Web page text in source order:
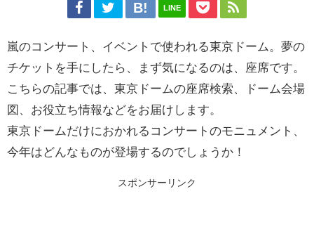
LINE
嵐のコンサート、イベントで使われる東京ドーム。夢の
チケットを手にしたら、まず気になるのは、座席です。
こちらの記事では、東京ドームの座席検索、ドーム会場
図、お役立ち情報などをお届けします。
東京ドームだけにおかれるコンサートのモニュメント、
今年はどんなものが登場するのでしょうか！
スポンサーリンク